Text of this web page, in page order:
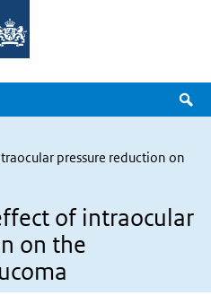
pressure reduction on
of intraocular
on the